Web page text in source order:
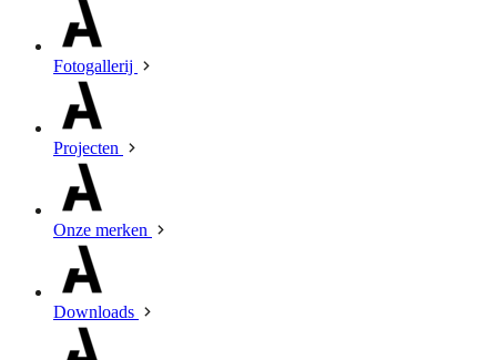
Fotogallerij
Projecten
Onze merken
Downloads